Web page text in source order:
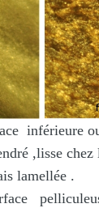
inférieure
,lisse chez
lamellée .